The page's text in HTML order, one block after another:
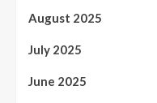
August 2025
July 2025
June 2025